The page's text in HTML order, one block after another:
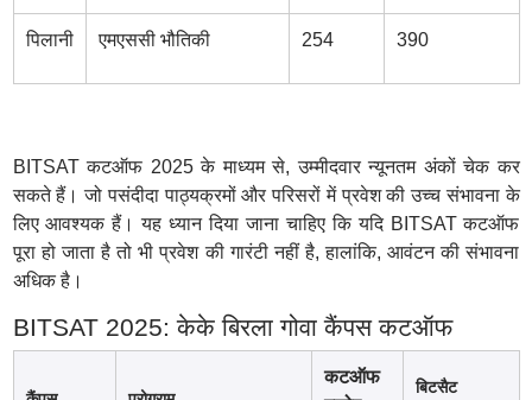
पिलानी एमएससी भौतिकी 254 390
BITSAT कटऑफ 2025 के माध्यम से, उम्मीदवार न्यूनतम अंकों चेक कर
सकते हैं। जो पसंदीदा पाठ्यक्रमों और परिसरों में प्रवेश की उच्च संभावना के
लिए आवश्यक हैं। यह ध्यान दिया जाना चाहिए कि यदि BITSAT कटऑफ
पूरा हो जाता है तो भी प्रवेश की गारंटी नहीं है, हालांकि, आवंटन की संभावना
अधिक है।
BITSAT 2025: केके बिरला गोवा कैंपस कटऑफ
कटऑफ
बिटसैट